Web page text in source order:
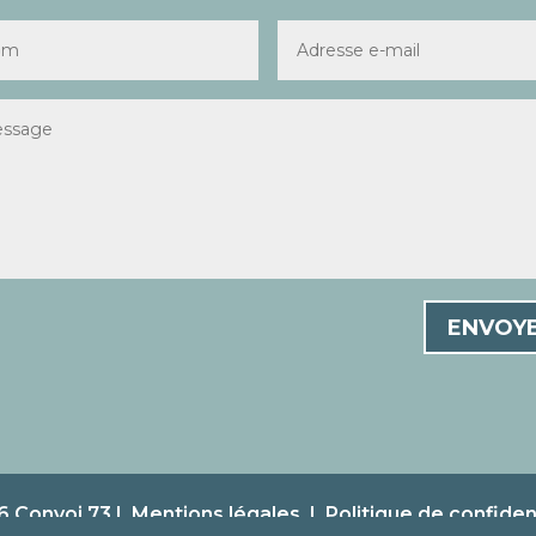
Convoi 73 | Mentions légales | Politique de